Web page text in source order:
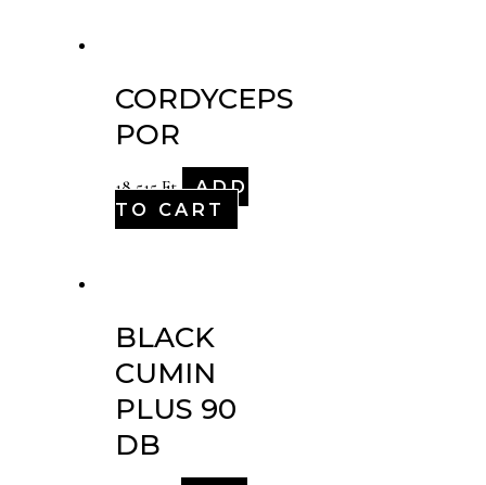
CORDYCEPS
POR
18,515Ft
ADD
TO CART
BLACK
CUMIN
PLUS 90
DB